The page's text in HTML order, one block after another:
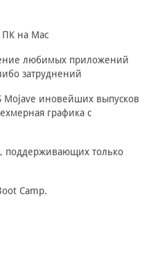
на Mac
любимых приложений
затруднений
Mojave иновейших выпусков
графика с
поддерживающих только
Camp.